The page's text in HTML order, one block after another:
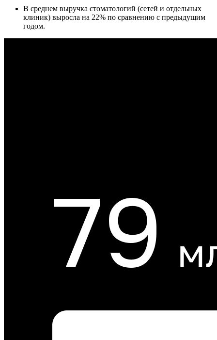
В среднем выручка стоматологий (сетей и отдельных
клиник) выросла на 22% по сравнению с предыдущим
годом.